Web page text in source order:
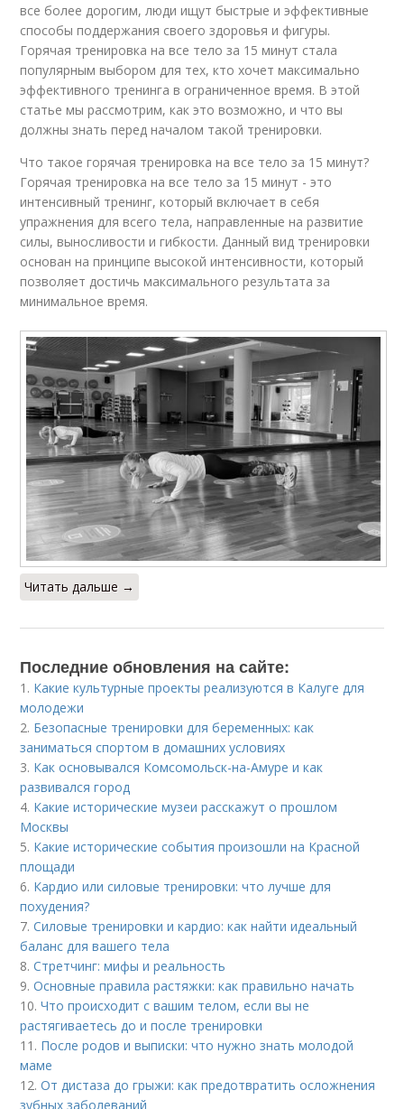
все более дорогим, люди ищут быстрые и эффективные
способы поддержания своего здоровья и фигуры.
Горячая тренировка на все тело за 15 минут стала
популярным выбором для тех, кто хочет максимально
эффективного тренинга в ограниченное время. В этой
статье мы рассмотрим, как это возможно, и что вы
должны знать перед началом такой тренировки.
Что такое горячая тренировка на все тело за 15 минут?
Горячая тренировка на все тело за 15 минут - это
интенсивный тренинг, который включает в себя
упражнения для всего тела, направленные на развитие
силы, выносливости и гибкости. Данный вид тренировки
основан на принципе высокой интенсивности, который
позволяет достичь максимального результата за
минимальное время.
Читать дальше →
Последние обновления на сайте:
1. Какие культурные проекты реализуются в Калуге для
молодежи
2. Безопасные тренировки для беременных: как
заниматься спортом в домашних условиях
3. Как основывался Комсомольск-на-Амуре и как
развивался город
4. Какие исторические музеи расскажут о прошлом
Москвы
5. Какие исторические события произошли на Красной
площади
6. Кардио или силовые тренировки: что лучше для
похудения?
7.Силовые тренировки и кардио: как найти идеальный
баланс для вашего тела
8.Стретчинг: мифы и реальность
9.Основные правила растяжки: как правильно начать
10.Что происходит с вашим телом, если вы не
растягиваетесь до и после тренировки
11. После родов и выписки: что нужно знать молодой
маме
12.От дистаза до грыжи: как предотвратить осложнения
зубных заболеваний